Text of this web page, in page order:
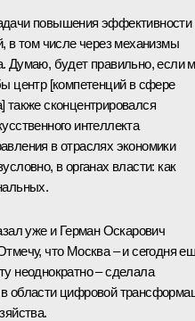
повышения эффективности
в том числе через механизмы
Думаю, будет правильно, если
центр [компетенций в сфере
также сконцентрировался
интеллекта
в отраслях экономики
в органах власти: как
уже и Герман Оскарович
что Москва – и сегодня
неоднократно – сделала
области цифровой